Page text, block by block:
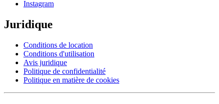
Instagram
Juridique
Conditions de location
Conditions d'utilisation
Avis juridique
Politique de confidentialité
Politique en matière de cookies